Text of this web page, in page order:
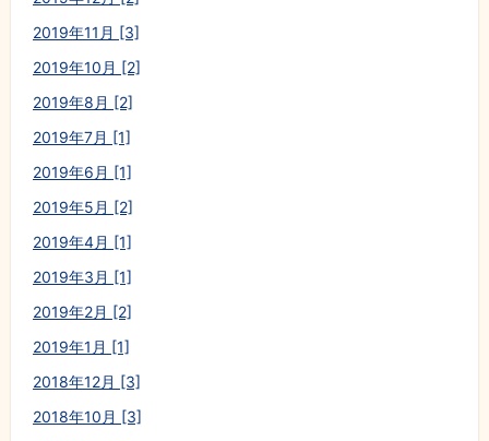
2019年11月 [3]
2019年10月 [2]
2019年8月 [2]
2019年7月 [1]
2019年6月 [1]
2019年5月 [2]
2019年4月 [1]
2019年3月 [1]
2019年2月 [2]
2019年1月 [1]
2018年12月 [3]
2018年10月 [3]